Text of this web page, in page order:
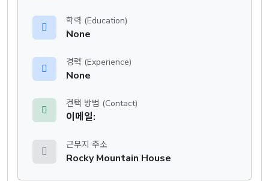
학력 (Education)
None
경력 (Experience)
None
컨택 방법 (Contact)
이메일:
근무지 주소
Rocky Mountain House